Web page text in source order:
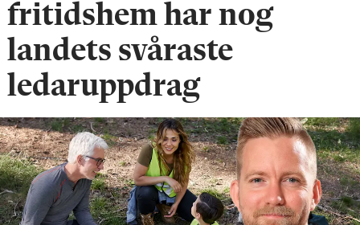
i
d
n
r
a
n
fritidshem har nog
landets svåraste
ledaruppdrag